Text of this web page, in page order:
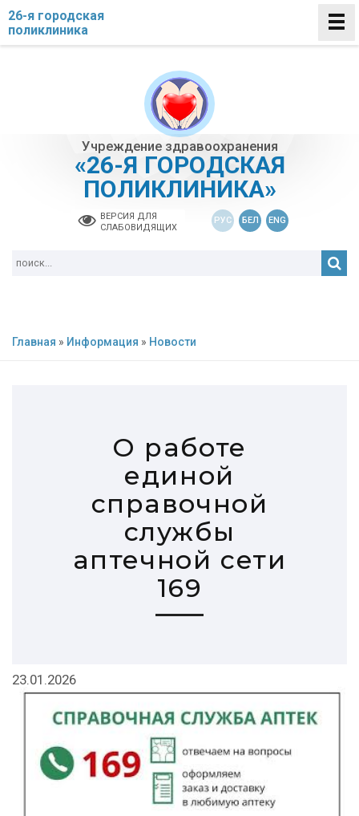
Учреждение здравоохранения
«26-Я ГОРОДСКАЯ
ПОЛИКЛИНИКА»
ВЕРСИЯ ДЛЯ
СЛАБОВИДЯЩИХ
РУС БЕЛ ENG
26-я городская
поликлиника
Главная » Информация » Новости
О работе
единой
справочной
службы
аптечной сети
169
23.01.2026